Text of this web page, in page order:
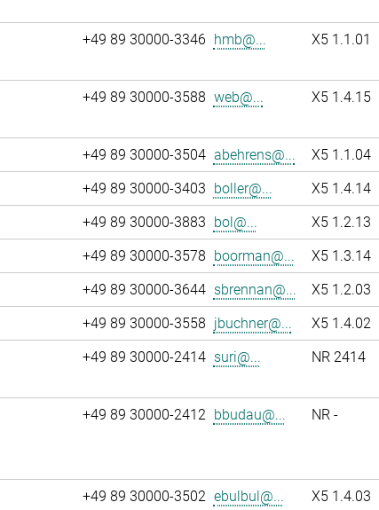
+49 89 30000-3346 hmb@... X5 1.1.01
+49 89 30000-3588 web@... X5 1.4.15
+49 89 30000-3504 abehrens@... X5 1.1.04
+49 89 30000-3403 boller@... X5 1.4.14
+49 89 30000-3883 bol@... X5 1.2.13
+49 89 30000-3578 boorman@... X5 1.3.14
+49 89 30000-3644 sbrennan@... X5 1.2.03
+49 89 30000-3558 jbuchner@... X5 1.4.02
+49 89 30000-2414 suri@... NR 2414
+49 89 30000-2412 bbudau@... NR -
+49 89 30000-3502 ebulbul@... X5 1.4.03